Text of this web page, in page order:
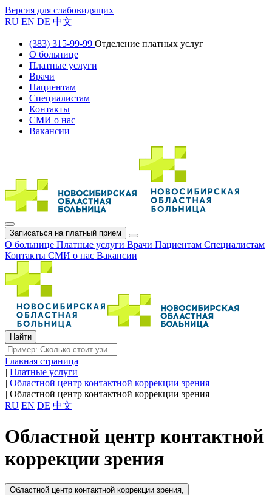
Версия для слабовидящих
RU EN DE 中文
(383) 315-99-99 Отделение платных услуг
О больнице
Платные услуги
Врачи
Пациентам
Специалистам
Контакты
СМИ о нас
Вакансии
Записаться на платный прием
О больнице Платные услуги Врачи Пациентам Специалистам
Контакты СМИ о нас Вакансии
Главная страница
| Платные услуги
| Областной центр контактной коррекции зрения
| Областной центр контактной коррекции зрения
RU EN DE 中文
Областной центр контактной
коррекции зрения
Областной центр контактной коррекции зрения,